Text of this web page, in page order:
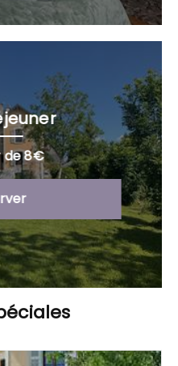
de 8€